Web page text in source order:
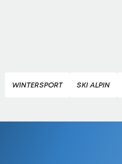
WINTERSPORT SKI ALPIN